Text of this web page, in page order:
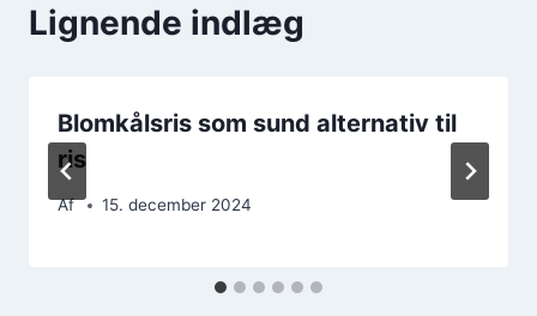
Lignende indlæg
Blomkålsris som sund alternativ til
ris
Af 15. december 2024